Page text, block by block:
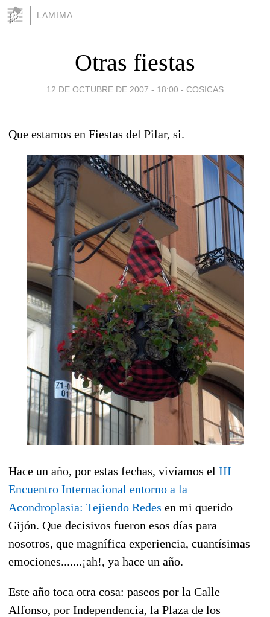
LAMIMA
Otras fiestas
12 DE OCTUBRE DE 2007 - 18:00 - COSICAS
Que estamos en Fiestas del Pilar, si.
Hace un año, por estas fechas, vivíamos el III
Encuentro Internacional entorno a la
Acondroplasia: Tejiendo Redes en mi querido
Gijón. Que decisivos fueron esos días para
nosotros, que magnífica experiencia, cuantísimas
emociones.......¡ah!, ya hace un año.
Este año toca otra cosa: paseos por la Calle
Alfonso, por Independencia, la Plaza de los